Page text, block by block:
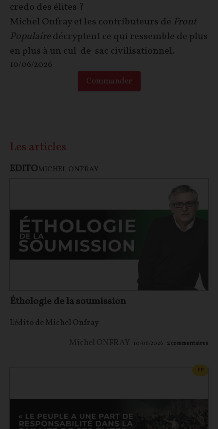
credo des élites ?
Michel Onfray et les contributeurs de Front
Populairedécryptent ce qui ressemble de plus
en plus à un cul-de-sac civilisationnel.
10/06/2026
Commander
Les articles
EDITOMICHEL ONFRAY
Éthologie de la soumission
L'édito de Michel Onfray
Michel ONFRAY 10/06/2026 2commentaires
FP